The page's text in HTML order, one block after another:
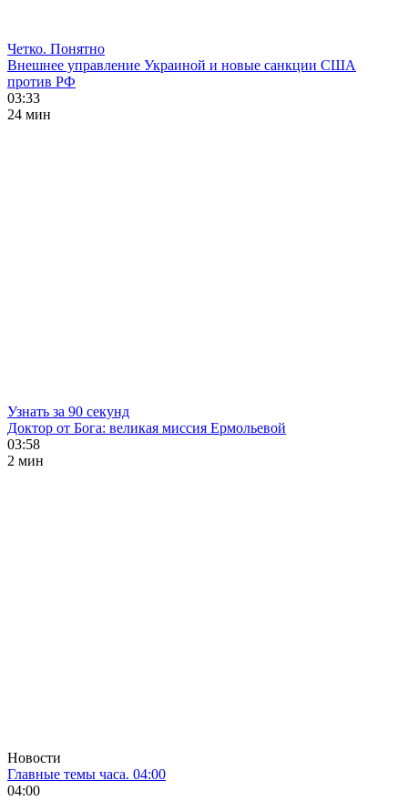
Четко. Понятно
Внешнее управление Украиной и новые санкции США
против РФ
03:33
24 мин
Узнать за 90 секунд
Доктор от Бога: великая миссия Ермольевой
03:58
2 мин
Новости
Главные темы часа. 04:00
04:00